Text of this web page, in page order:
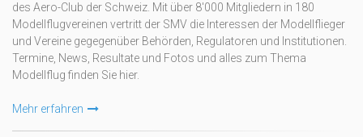
des Aero-Club der Schweiz. Mit über 8'000 Mitgliedern in 180
Modellflugvereinen vertritt der SMV die Interessen der Modellflieger
und Vereine gegegenüber Behörden, Regulatoren und Institutionen.
Termine, News, Resultate und Fotos und alles zum Thema
Modellflug finden Sie hier.
Mehr erfahren